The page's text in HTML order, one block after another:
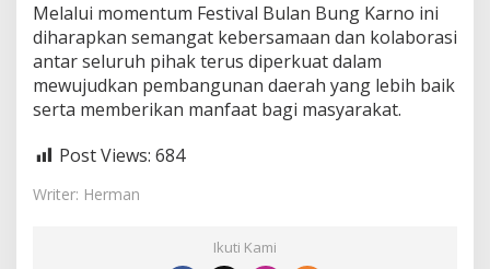
Melalui momentum Festival Bulan Bung Karno ini
diharapkan semangat kebersamaan dan kolaborasi
antar seluruh pihak terus diperkuat dalam
mewujudkan pembangunan daerah yang lebih baik
serta memberikan manfaat bagi masyarakat.
Post Views: 684
Writer: Herman
Ikuti Kami